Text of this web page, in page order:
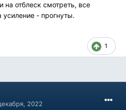
на отблеск смотреть, все
усиление - прогнуты.
1
2022